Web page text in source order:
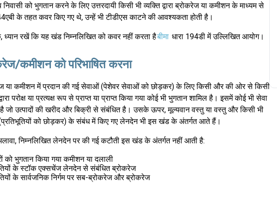
निवासी को भुगतान करने के लिए उत्तरदायी किसी भी व्यक्ति द्वारा ब्रोकरेज या कमीशन के माध्यम से
के तहत कवर किए गए थे, उन्हें भी टीडीएस काटने की आवश्यकता होती है।
ध्यान रखें कि यह खंड निम्नलिखित को कवर नहीं करता हैबीमा धारा 194डी में उल्लिखित आयोग।
कमीशन को परिभाषित करना
या कमीशन में प्रदान की गई सेवाओं (पेशेवर सेवाओं को छोड़कर) के लिए किसी और की ओर से किसी
परोक्ष या प्रत्यक्ष रूप से प्राप्त या प्राप्त किया गया कोई भी भुगतान शामिल है। इसमें कोई भी सेवा
जो उत्पादों की खरीद और बिक्री से संबंधित है। उसके ऊपर, मूल्यवान वस्तु या वस्तु और किसी भी
(प्रतिभूतियों को छोड़कर) के संबंध में किए गए लेनदेन भी इस खंड के अंतर्गत आते हैं।
निम्नलिखित लेनदेन पर की गई कटौती इस खंड के अंतर्गत नहीं आती है:
को भुगतान किया गया कमीशन या दलाली
के स्टॉक एक्सचेंज लेनदेन से संबंधित ब्रोकरेज
के सार्वजनिक निर्गम पर सब-ब्रोकरेज और ब्रोकरेज